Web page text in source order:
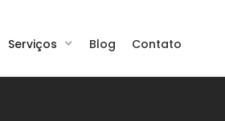
Serviços Blog Contato